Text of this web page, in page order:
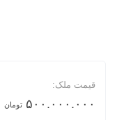
قیمت ملک:
۵۰۰.۰۰۰.۰۰۰ تومان